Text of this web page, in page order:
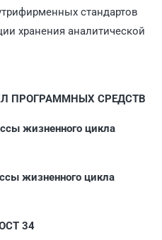
стандартов
хранения аналитической
ПРОГРАММНЫХ СРЕДСТВ
жизненного цикла
жизненного цикла
34